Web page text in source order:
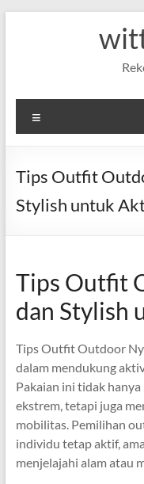
Tips Outfit
Stylish untuk
Tips Outfit
dan Stylish
Tips Outfit Outdoor
dalam mendukung
Pakaian ini tidak
ekstrem, tetapi juga
mobilitas. Pemilihan
individu tetap aktif,
menjelajahi alam atau